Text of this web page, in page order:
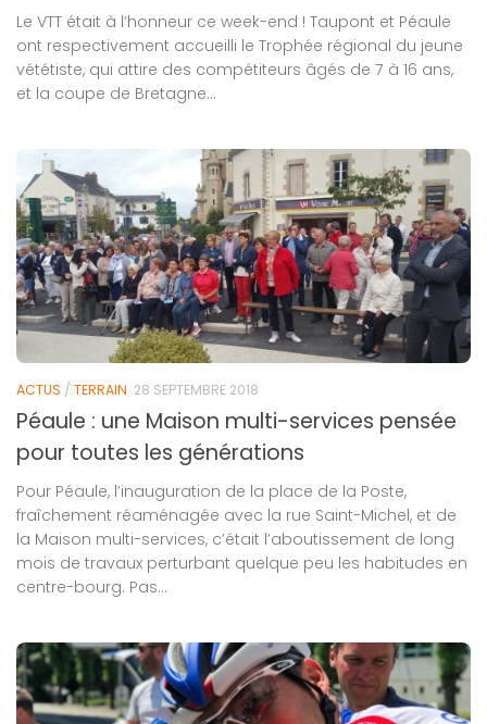
Le VTT était à l’honneur ce week-end ! Taupont et Péaule
ont respectivement accueilli le Trophée régional du jeune
vététiste, qui attire des compétiteurs âgés de 7 à 16 ans,
et la coupe de Bretagne...
ACTUS / TERRAIN 28 SEPTEMBRE 2018
Péaule : une Maison multi-services pensée
pour toutes les générations
Pour Péaule, l’inauguration de la place de la Poste,
fraîchement réaménagée avec la rue Saint-Michel, et de
la Maison multi-services, c’était l’aboutissement de long
mois de travaux perturbant quelque peu les habitudes en
centre-bourg. Pas...